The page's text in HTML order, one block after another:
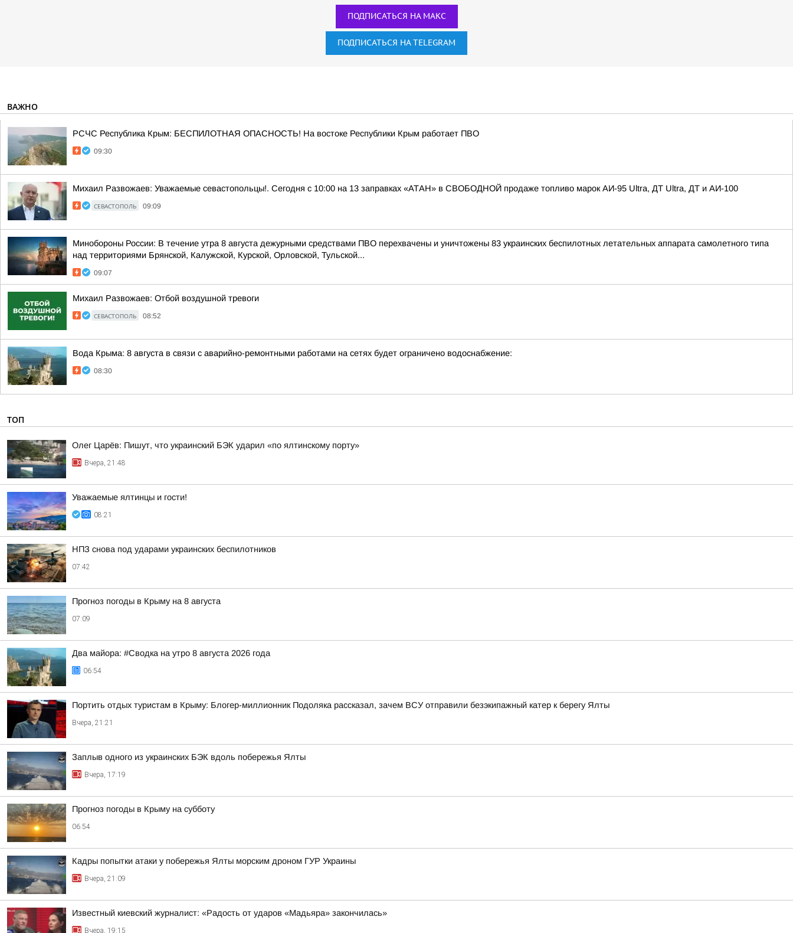
ПОДПИСАТЬСЯ НА МАКС
ПОДПИСАТЬСЯ НА TELEGRAM
ВАЖНО
РСЧС Республика Крым: БЕСПИЛОТНАЯ ОПАСНОСТЬ! На востоке Республики Крым работает ПВО
09:30
Михаил Развожаев: Уважаемые севастопольцы!. Сегодня с 10:00 на 13 заправках «АТАН» в СВОБОДНОЙ продаже топливо марок АИ-95 Ultra, ДТ Ultra, ДТ и АИ-100
СЕВАСТОПОЛЬ 09:09
Минобороны России: В течение утра 8 августа дежурными средствами ПВО перехвачены и уничтожены 83 украинских беспилотных летательных аппарата самолетного типа
над территориями Брянской, Калужской, Курской, Орловской, Тульской...
09:07
Михаил Развожаев: Отбой воздушной тревоги
СЕВАСТОПОЛЬ 08:52
Вода Крыма: 8 августа в связи с аварийно-ремонтными работами на сетях будет ограничено водоснабжение:
08:30
ТОП
Олег Царёв: Пишут, что украинский БЭК ударил «по ялтинскому порту»
Вчера, 21:48
Уважаемые ялтинцы и гости!
08:21
НПЗ снова под ударами украинских беспилотников
07:42
Прогноз погоды в Крыму на 8 августа
07:09
Два майора: #Сводка на утро 8 августа 2026 года
06:54
Портить отдых туристам в Крыму: Блогер-миллионник Подоляка рассказал, зачем ВСУ отправили безэкипажный катер к берегу Ялты
Вчера, 21:21
Заплыв одного из украинских БЭК вдоль побережья Ялты
Вчера, 17:19
Прогноз погоды в Крыму на субботу
06:54
Кадры попытки атаки у побережья Ялты морским дроном ГУР Украины
Вчера, 21:09
Известный киевский журналист: «Радость от ударов «Мадьяра» закончилась»
Вчера, 19:15